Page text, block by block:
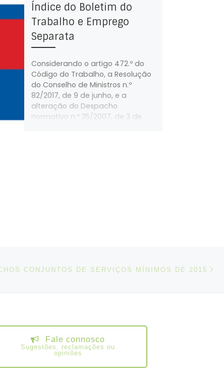
Índice do Boletim do
Trabalho e Emprego
Separata
Considerando o artigo 472.º do
Código do Trabalho, a Resolução
do Conselho de Ministros n.º
82/2017, de 9 de junho, e a
alteração do Despacho
normativo n.º 25/2007, de 3 de
CONJUNTOS DE SERVIÇOS MÍNIMOS DE 2015
Fale connosco
Sugestões, reclamações ou
opiniões